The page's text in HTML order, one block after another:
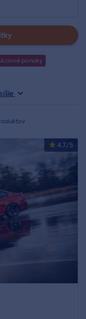
ponuky
4.7/5